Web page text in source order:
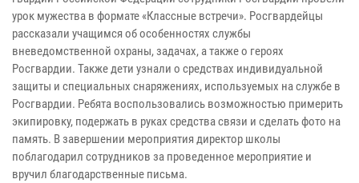
урок мужества в формате «Классные встречи». Росгвардейцы
рассказали учащимся об особенностях службы
вневедомственной охраны, задачах, а также о героях
Росгвардии. Также дети узнали о средствах индивидуальной
защиты и специальных снаряжениях, используемых на службе в
Росгвардии. Ребята воспользовались возможностью примерить
экипировку, подержать в руках средства связи и сделать фото на
память. В завершении мероприятия директор школы
поблагодарил сотрудников за проведенное мероприятие и
вручил благодарственные письма.